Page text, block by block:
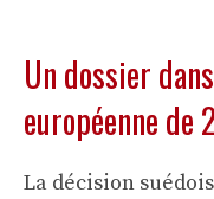
Un dossier
européenne de
La décision